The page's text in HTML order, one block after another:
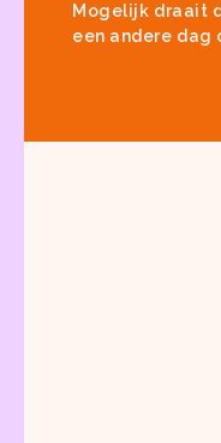
Mogelijk draait
een andere